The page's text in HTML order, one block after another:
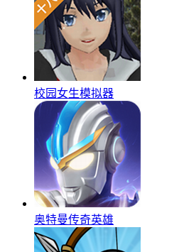
校园女生模拟器
奥特曼传奇英雄